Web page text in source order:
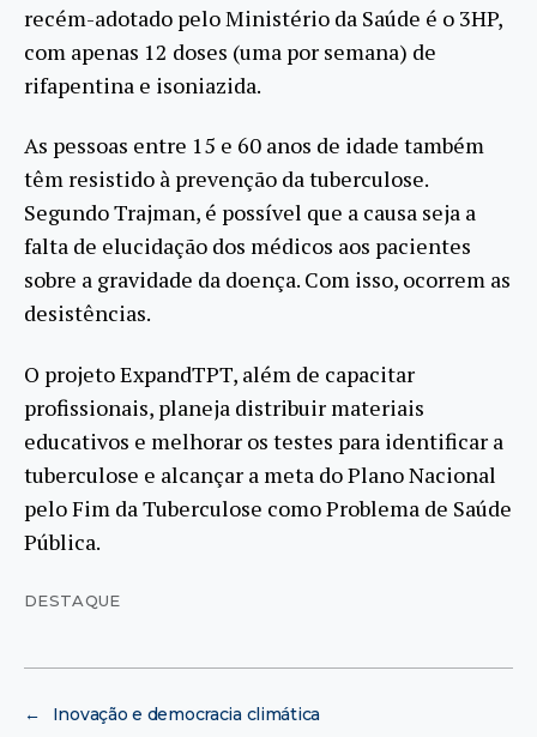
recém-adotado pelo Ministério da Saúde é o 3HP,
com apenas 12 doses (uma por semana) de
rifapentina e isoniazida.
As pessoas entre 15 e 60 anos de idade também
têm resistido à prevenção da tuberculose.
Segundo Trajman, é possível que a causa seja a
falta de elucidação dos médicos aos pacientes
sobre a gravidade da doença. Com isso, ocorrem as
desistências.
O projeto ExpandTPT, além de capacitar
profissionais, planeja distribuir materiais
educativos e melhorar os testes para identificar a
tuberculose e alcançar a meta do Plano Nacional
pelo Fim da Tuberculose como Problema de Saúde
Pública.
DESTAQUE
←
Inovação e democracia climática